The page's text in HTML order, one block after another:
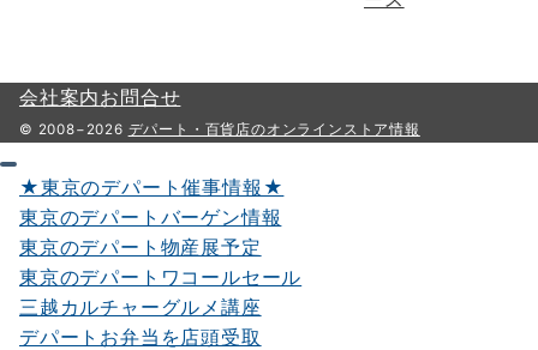
会社案内お問合せ
© 2008−2026 デパート・百貨店のオンラインストア情報
★東京のデパート催事情報★
東京のデパートバーゲン情報
東京のデパート物産展予定
東京のデパートワコールセール
三越カルチャーグルメ講座
デパートお弁当を店頭受取